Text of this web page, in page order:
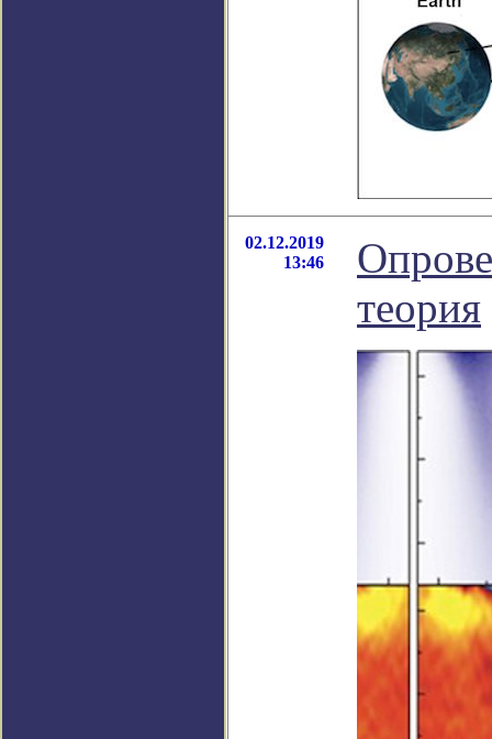
02.12.2019
13:46
теория